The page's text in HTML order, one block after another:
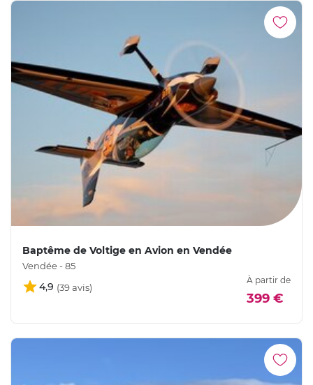
Baptême de Voltige en Avion en Vendée
Vendée - 85
4,9
À partir de
399 €